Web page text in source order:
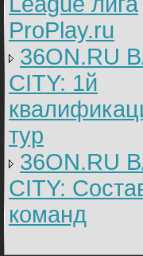
ProPlay.ru
36ON.RU
CITY: 1й
тур
36ON.RU
CITY:
команд